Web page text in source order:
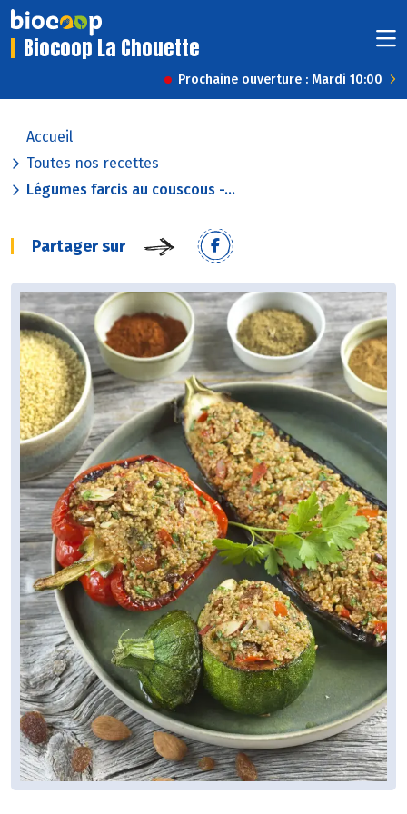
Biocoop La Chouette
Prochaine ouverture : Mardi 10:00
Accueil
Toutes nos recettes
Légumes farcis au couscous -...
Partager sur